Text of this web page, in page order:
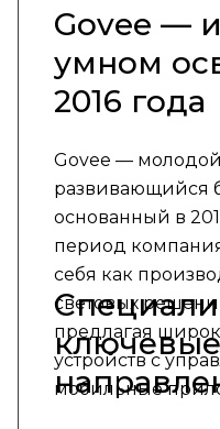
Govee —
умном
2016 года
Govee —
развивающийся
основанный в
период
себя как
световых
предлагая
устройств с
мобильные
ключевые